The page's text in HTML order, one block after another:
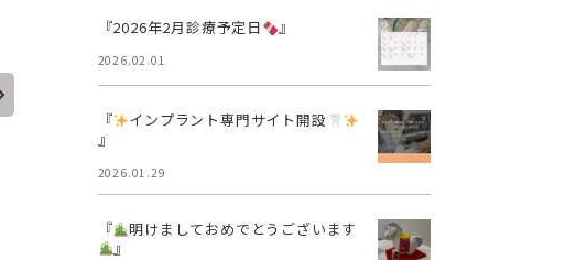
『2026年2月診療予定日 』
2026.02.01
『
インプラント専門サイト開設
』
2026.01.29
『
明けましておめでとうございます
』